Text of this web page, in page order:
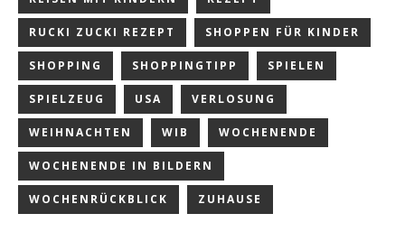
RUCKI ZUCKI REZEPT SHOPPEN FÜR KINDER
SHOPPING SHOPPINGTIPP SPIELEN
SPIELZEUG USA VERLOSUNG
WEIHNACHTEN WIB WOCHENENDE
WOCHENENDE IN BILDERN
WOCHENRÜCKBLICK ZUHAUSE